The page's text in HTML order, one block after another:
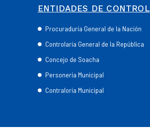
ENTIDADES DE CONTROL
Procuraduría General de la Nación
Controlaría General de la República
Concejo de Soacha
Personería Municipal
Contraloría Municipal